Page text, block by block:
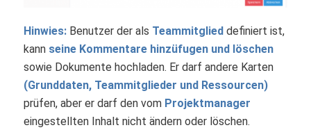
Hinwies: Benutzer der als Teammitglied definiert ist,
kann seine Kommentare hinzüfugen und löschen
sowie Dokumente hochladen. Er darf andere Karten
(Grunddaten, Teammitglieder und Ressourcen)
prüfen, aber er darf den vom Projektmanager
eingestellten Inhalt nicht ändern oder löschen.